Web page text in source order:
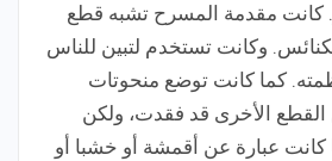
كانت مقدمة المسرح تشبه قطع
وكانت تستخدم لتبين للناس
كما كانت توضع منحوتات
القطع الأخرى قد فقدت، ولكن
كانت عبارة عن أقمشة أو خشبا أو